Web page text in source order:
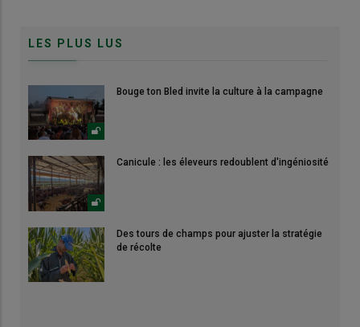
LES PLUS LUS
Bouge ton Bled invite la culture à la campagne
Canicule : les éleveurs redoublent d'ingéniosité
Des tours de champs pour ajuster la stratégie
de récolte